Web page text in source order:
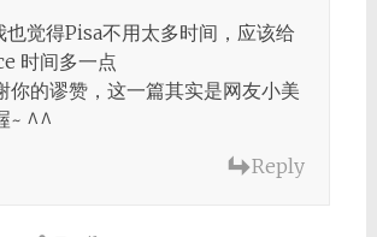
也觉得Pisa不用太多时间，应该给
时间多一点
你的谬赞，这一篇其实是网友小美
~ ^^
Reply